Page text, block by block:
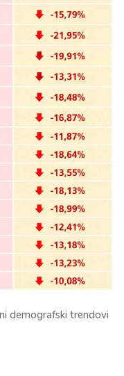
demografski trendovi